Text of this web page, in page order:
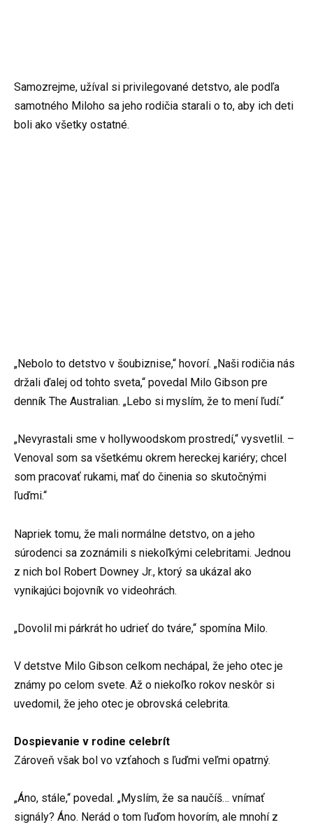
Samozrejme, užíval si privilegované detstvo, ale podľa
samotného Miloho sa jeho rodičia starali o to, aby ich deti
boli ako všetky ostatné.
„Nebolo to detstvo v šoubiznise,“ hovorí. „Naši rodičia nás
držali ďalej od tohto sveta,“ povedal Milo Gibson pre
denník The Australian. „Lebo si myslím, že to mení ľudí.“
„Nevyrastali sme v hollywoodskom prostredí,“ vysvetlil. –
Venoval som sa všetkému okrem hereckej kariéry; chcel
som pracovať rukami, mať do činenia so skutočnými
ľuďmi.“
Napriek tomu, že mali normálne detstvo, on a jeho
súrodenci sa zoznámili s niekoľkými celebritami. Jednou
z nich bol Robert Downey Jr., ktorý sa ukázal ako
vynikajúci bojovník vo videohrách.
„Dovolil mi párkrát ho udrieť do tváre,“ spomína Milo.
V detstve Milo Gibson celkom nechápal, že jeho otec je
známy po celom svete. Až o niekoľko rokov neskôr si
uvedomil, že jeho otec je obrovská celebrita.
Dospievanie v rodine celebrít
Zároveň však bol vo vzťahoch s ľuďmi veľmi opatrný.
„Áno, stále,“ povedal. „Myslím, že sa naučíš… vnímať
signály? Áno. Nerád o tom ľuďom hovorím, ale mnohí z